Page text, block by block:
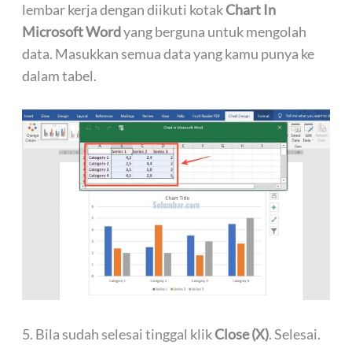
lembar kerja dengan diikuti kotakChart In
Microsoft Wordyang berguna untuk mengolah
data. Masukkan semua data yang kamu punya ke
dalam tabel.
5. Bila sudah selesai tinggal klikClose (X). Selesai.